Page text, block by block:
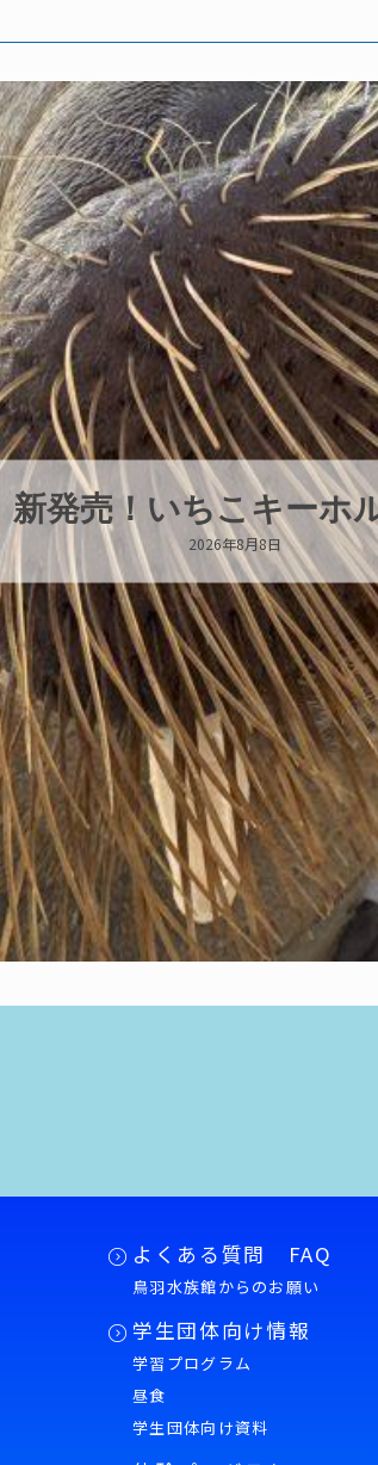
新発売！いちこキーホ
2026年8月8日
よくある質問 FAQ
鳥羽水族館からのお願い
学生団体向け情報
学習プログラム
昼食
学生団体向け資料